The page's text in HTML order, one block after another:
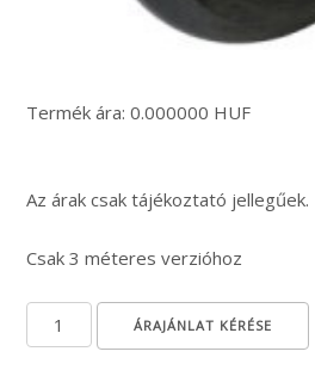
Termék ára: 0.000000 HUF
Az árak csak tájékoztató jellegűek.
Csak 3 méteres verzióhoz
Gumihenger gyűrű Ø500 mennyiség
ÁRAJÁNLAT KÉRÉSE